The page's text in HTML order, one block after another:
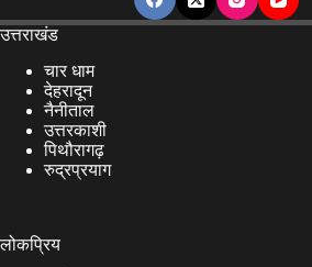
उत्तराखंड
चार धाम
देहरादून
नैनीताल
उत्तरकाशी
पिथौरागढ़
रुद्रप्रयाग
लोकप्रिय